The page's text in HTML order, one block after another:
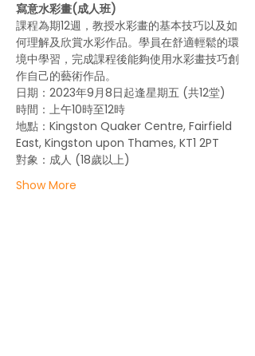
寫意水彩畫(成人班)
課程為期12週，教授水彩畫的基本技巧以及如
何理解及欣賞水彩作品。學員在舒適輕鬆的環
境中學習，完成課程後能夠使用水彩畫技巧創
作自己的藝術作品。
日期：2023年9月8日起逢星期五 (共12堂)
時間：上午10時至12時
地點：Kingston Quaker Centre, Fairfield
East, Kingston upon Thames, KT1 2PT
對象：成人 (18歲以上)
Show More